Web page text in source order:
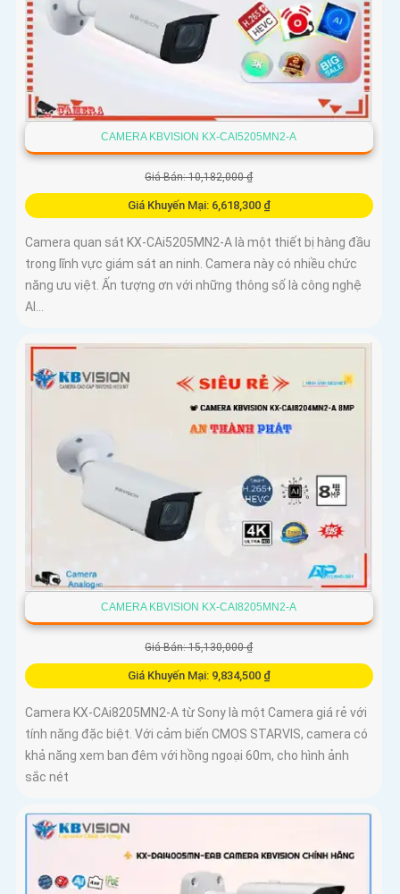
CAMERA KBVISION KX-CAI5205MN2-A
Giá Bán: 10,182,000 ₫
Giá Khuyến Mại: 6,618,300 ₫
Camera quan sát KX-CAi5205MN2-A là một thiết bị hàng đầu
trong lĩnh vực giám sát an ninh. Camera này có nhiều chức
năng ưu việt. Ấn tượng ơn với những thông số là công nghệ
AI...
CAMERA KBVISION KX-CAI8205MN2-A
Giá Bán: 15,130,000 ₫
Giá Khuyến Mại: 9,834,500 ₫
Camera KX-CAi8205MN2-A từ Sony là một Camera giá rẻ với
tính năng đặc biệt. Với cảm biến CMOS STARVIS, camera có
khả năng xem ban đêm với hồng ngoại 60m, cho hình ảnh
sắc nét